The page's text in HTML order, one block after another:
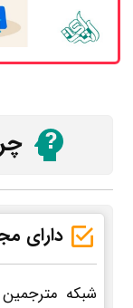
دارای
شبکه